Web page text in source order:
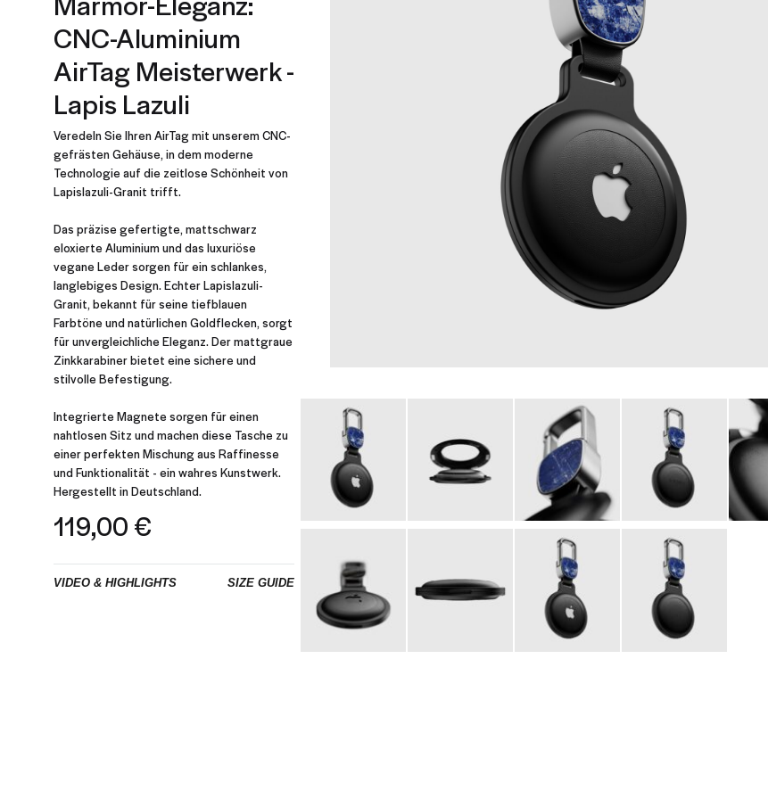
CNC-Aluminium
AirTag Meisterwerk -
Lapis Lazuli
Veredeln Sie Ihren AirTag mit unserem CNC-
gefrästen Gehäuse, in dem moderne
Technologie auf die zeitlose Schönheit von
Lapislazuli-Granit trifft.
Das präzise gefertigte, mattschwarz
eloxierte Aluminium und das luxuriöse
vegane Leder sorgen für ein schlankes,
langlebiges Design. Echter Lapislazuli-
Granit, bekannt für seine tiefblauen
Farbtöne und natürlichen Goldflecken, sorgt
für unvergleichliche Eleganz. Der mattgraue
Zinkkarabiner bietet eine sichere und
stilvolle Befestigung.
Integrierte Magnete sorgen für einen
nahtlosen Sitz und machen diese Tasche zu
einer perfekten Mischung aus Raffinesse
und Funktionalität - ein wahres Kunstwerk.
Hergestellt in Deutschland.
119,00 €
VIDEO & HIGHLIGHTS SIZE GUIDE